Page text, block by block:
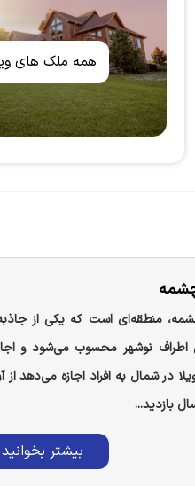
همه ملک های
منطقه‌ای است که یکی از
اطراف نوشهر محسوب می‌شود و
در شمال به افراد اجازه می‌دهد از
بازدید...
بیشتر بخوانید